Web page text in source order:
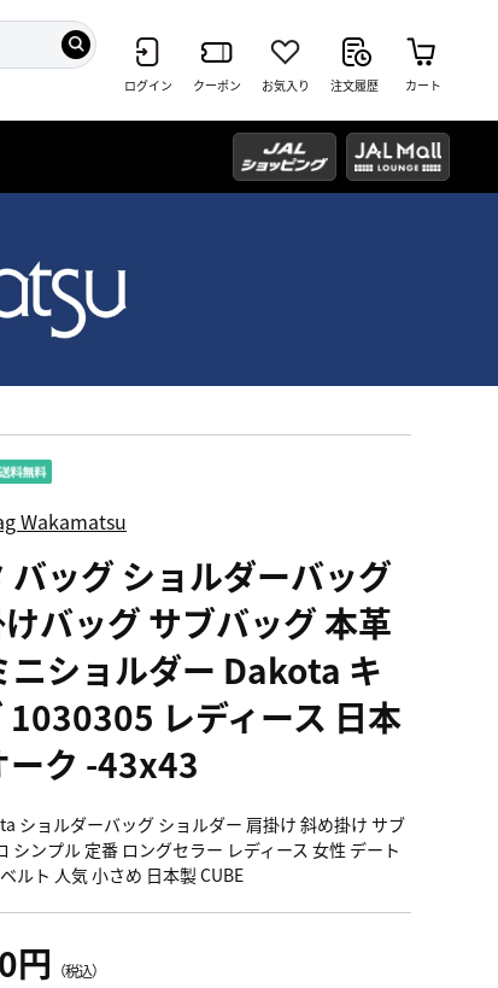
ログイン クーポン お気入り 注文履歴 カート
Wakamatsu
バッグ ショルダーバッグ
バッグ サブバッグ 本革
ニショルダー Dakota キ
1030305 レディース 日本
ーク -43x43
ショルダーバッグ ショルダー 肩掛け 斜め掛け サブ
シンプル 定番 ロングセラー レディース 女性 デート
ルト 人気 小さめ 日本製 CUBE
円 （税込）